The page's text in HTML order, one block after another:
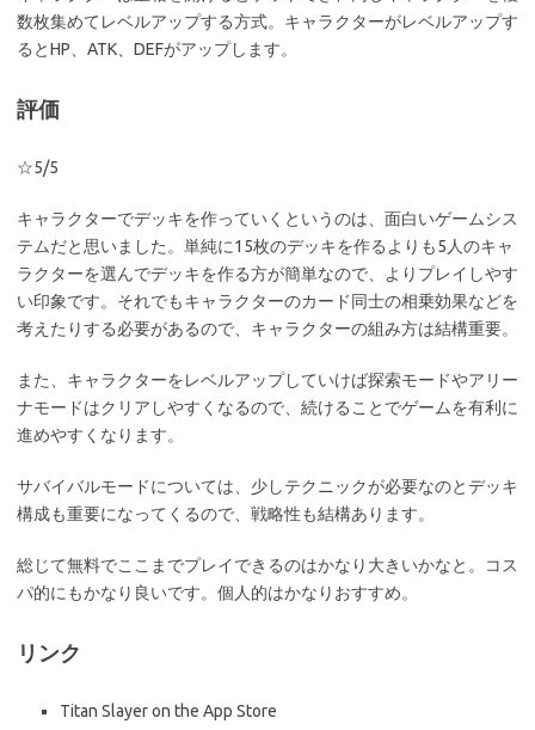
数枚集めてレベルアップする方式。キャラクターがレベルアップす
るとHP、ATK、DEFがアップします。
評価
☆5/5
キャラクターでデッキを作っていくというのは、面白いゲームシス
テムだと思いました。単純に15枚のデッキを作るよりも5人のキャ
ラクターを選んでデッキを作る方が簡単なので、よりプレイしやす
い印象です。それでもキャラクターのカード同士の相乗効果などを
考えたりする必要があるので、キャラクターの組み方は結構重要。
また、キャラクターをレベルアップしていけば探索モードやアリー
ナモードはクリアしやすくなるので、続けることでゲームを有利に
進めやすくなります。
サバイバルモードについては、少しテクニックが必要なのとデッキ
構成も重要になってくるので、戦略性も結構あります。
総じて無料でここまでプレイできるのはかなり大きいかなと。コス
パ的にもかなり良いです。個人的はかなりおすすめ。
リンク
‎Titan Slayer on the App Store